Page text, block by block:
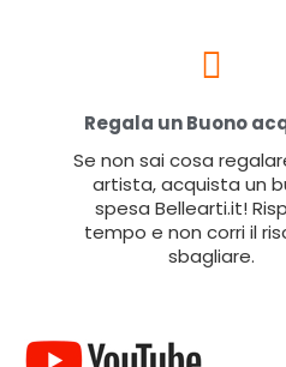
Regala un Buono
Se non sai cosa
artista, acquista un
spesa Bellearti.it!
tempo e non corri il
sbagliare.